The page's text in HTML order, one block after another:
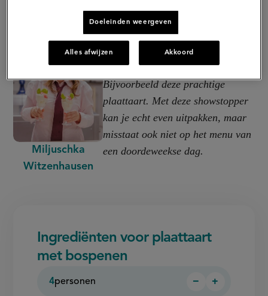
Miljuschka
Witzenhausen
Bospenen zijn ontzettend
veelzijdig. Ik gebruik ze graag
voor allerlei recepten.
Bijvoorbeeld deze prachtige
plaattaart. Met deze showstopper
kan je echt even uitpakken, maar
misstaat ook niet op het menu van
een doordeweekse dag.
Ingrediënten voor plaattaart
met bospenen
4personen
Persoon
−
Persoon
+
Doeleinden weergeven
Alles afwijzen Akkoord